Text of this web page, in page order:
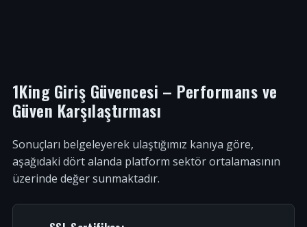
1King Giriş Güvencesi – Performans ve
Güven Karşılaştırması
Sonuçları belgeleyerek ulaştığımız kanıya göre,
aşağıdaki dört alanda platform sektör ortalamasının
üzerinde değer sunmaktadır.